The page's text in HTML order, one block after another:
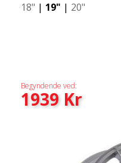
18" | 19" | 20"
Begyndende ved:
1939Kr